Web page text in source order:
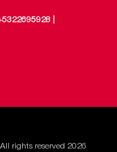
|
rights reserved 2026